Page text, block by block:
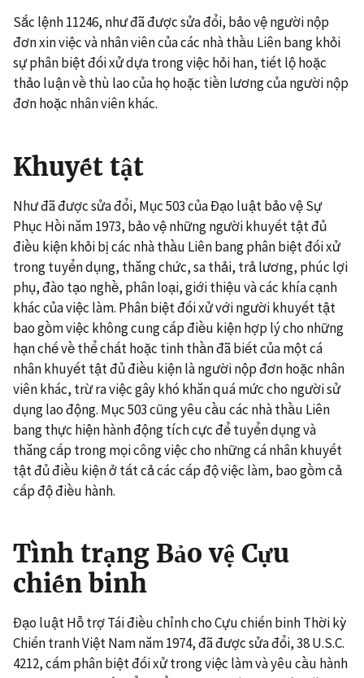
Sắc lệnh 11246, như đã được sửa đổi, bảo vệ người nộp
đơn xin việc và nhân viên của các nhà thầu Liên bang khỏi
sự phân biệt đối xử dựa trong việc hỏi han, tiết lộ hoặc
thảo luận về thù lao của họ hoặc tiền lương của người nộp
đơn hoặc nhân viên khác.
Khuyết tật
Như đã được sửa đổi, Mục 503 của Đạo luật bảo vệ Sự
Phục Hồi năm 1973, bảo vệ những người khuyết tật đủ
điều kiện khỏi bị các nhà thầu Liên bang phân biệt đối xử
trong tuyển dụng, thăng chức, sa thải, trả lương, phúc lợi
phụ, đào tạo nghề, phân loại, giới thiệu và các khía cạnh
khác của việc làm. Phân biệt đối xử với người khuyết tật
bao gồm việc không cung cấp điều kiện hợp lý cho những
hạn chế về thể chất hoặc tinh thần đã biết của một cá
nhân khuyết tật đủ điều kiện là người nộp đơn hoặc nhân
viên khác, trừ ra việc gây khó khăn quá mức cho người sử
dụng lao động. Mục 503 cũng yêu cầu các nhà thầu Liên
bang thực hiện hành động tích cực để tuyển dụng và
thăng cấp trong mọi công việc cho những cá nhân khuyết
tật đủ điều kiện ở tất cả các cấp độ việc làm, bao gồm cả
cấp độ điều hành.
Tình trạng Bảo vệ Cựu
chiến binh
Đạo luật Hỗ trợ Tái điều chỉnh cho Cựu chiến binh Thời kỳ
Chiến tranh Việt Nam năm 1974, đã được sửa đổi, 38 U.S.C.
4212, cấm phân biệt đối xử trong việc làm và yêu cầu hành